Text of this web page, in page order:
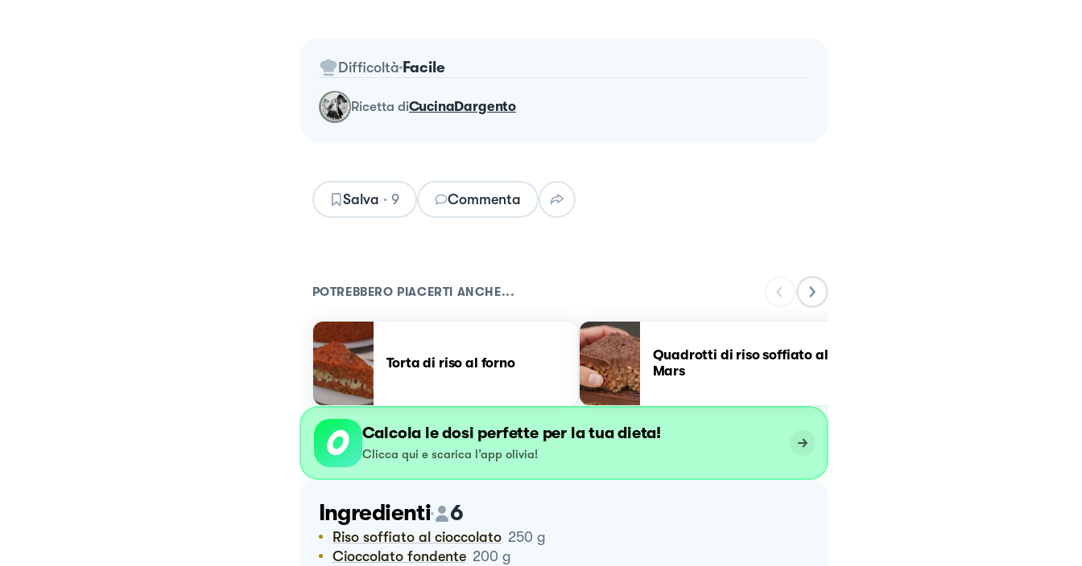
Difficoltà Facile
ricetta diCucinaDargento
Salva · 9 Commenta
POTREBBERO PIACERTI ANCHE...
Torta di riso al forno
Quadrotti di riso soffiato al
Mars
Calcola le dosi perfette per la tua dieta!
Clicca qui e scarica l’app olivia!
Ingredienti 6
Riso soffiato al cioccolato 250 g
Cioccolato fondente 200 g